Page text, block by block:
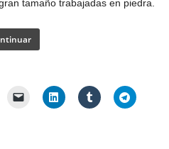
tamaño trabajadas en piedra.